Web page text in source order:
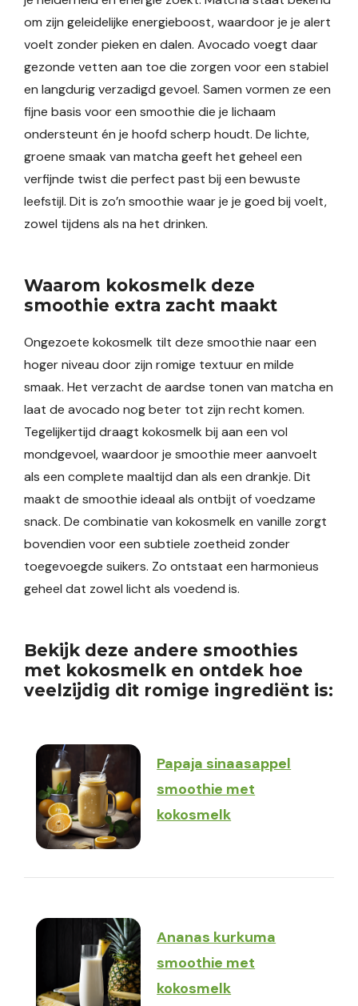
om zijn geleidelijke energieboost, waardoor je je alert
voelt zonder pieken en dalen. Avocado voegt daar
gezonde vetten aan toe die zorgen voor een stabiel
en langdurig verzadigd gevoel. Samen vormen ze een
fijne basis voor een smoothie die je lichaam
ondersteunt én je hoofd scherp houdt. De lichte,
groene smaak van matcha geeft het geheel een
verfijnde twist die perfect past bij een bewuste
leefstijl. Dit is zo’n smoothie waar je je goed bij voelt,
zowel tijdens als na het drinken.
Waarom kokosmelk deze
smoothie extra zacht maakt
Ongezoete kokosmelk tilt deze smoothie naar een
hoger niveau door zijn romige textuur en milde
smaak. Het verzacht de aardse tonen van matcha en
laat de avocado nog beter tot zijn recht komen.
Tegelijkertijd draagt kokosmelk bij aan een vol
mondgevoel, waardoor je smoothie meer aanvoelt
als een complete maaltijd dan als een drankje. Dit
maakt de smoothie ideaal als ontbijt of voedzame
snack. De combinatie van kokosmelk en vanille zorgt
bovendien voor een subtiele zoetheid zonder
toegevoegde suikers. Zo ontstaat een harmonieus
geheel dat zowel licht als voedend is.
Bekijk deze andere smoothies
met kokosmelk en ontdek hoe
veelzijdig dit romige ingrediënt is:
Papaja sinaasappel
smoothie met
kokosmelk
Ananas kurkuma
smoothie met
kokosmelk